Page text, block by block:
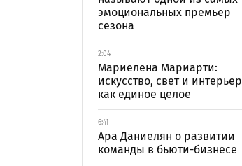
эмоциональных премьер
сезона
2:04
Мариелена Мариарти:
искусство, свет и интерьер
как единое целое
6:41
Ара Даниелян о развитии
команды в бьюти-бизнесе